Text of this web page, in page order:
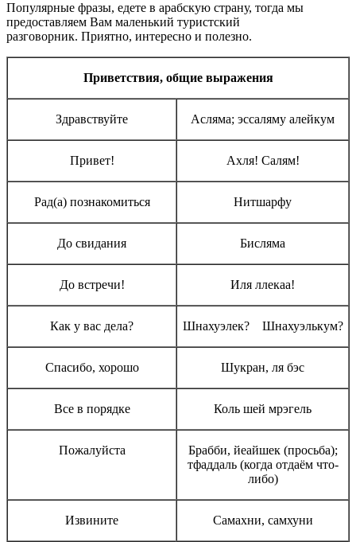
Популярные фразы, едете в арабскую страну, тогда мы
предоставляем Вам маленький туристский
разговорник. Приятно, интересно и полезно.
Приветствия, общие выражения
Здравствуйте Асляма; эссаляму алейкум
Привет! Ахля! Салям!
Рад(а) познакомиться Нитшарфу
До свидания Бисляма
До встречи! Иля ллекаа!
Как у вас дела? Шнахуэлек? Шнахуэлькум?
Спасибо, хорошо Шукран, ля бэс
Все в порядке Коль шей мрэгель
Пожалуйста
Брабби, йеайшек (просьба);
тфаддаль (когда отдаём что-
либо)
Извините Самахни, самхуни